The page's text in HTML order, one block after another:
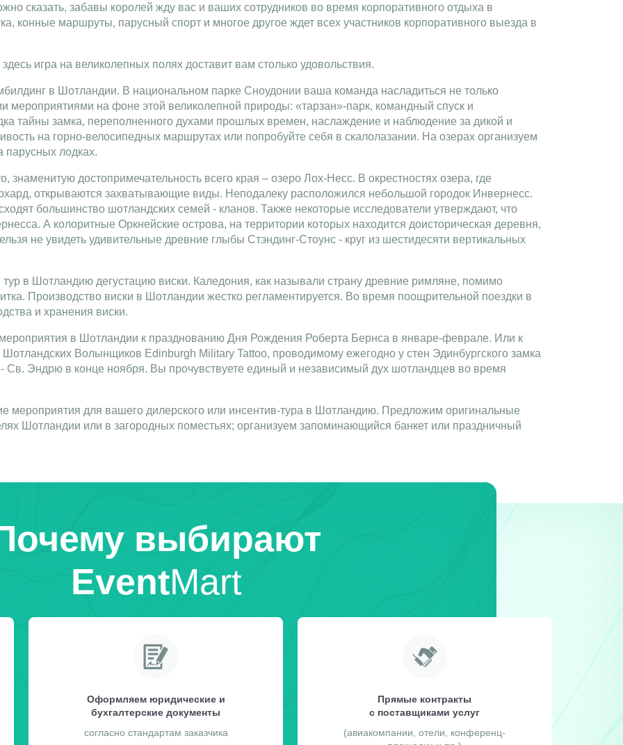
сказать, забавы королей жду вас и ваших сотрудников во время корпоративного отдыха в
конные маршруты, парусный спорт и многое другое ждет всех участников корпоративного выезда в
игра на великолепных полях доставит вам столько удовольствия.
в Шотландии. В национальном парке Сноудонии ваша команда насладиться не только
мероприятиями на фоне этой великолепной природы: «тарзан»-парк, командный спуск и
тайны замка, переполненного духами прошлых времен, наслаждение и наблюдение за дикой и
на горно-велосипедных маршрутах или попробуйте себя в скалолазании. На озерах организуем
парусных лодках.
знаменитую достопримечательность всего края – озеро Лох-Несс. В окрестностях озера, где
открываются захватывающие виды. Неподалеку расположился небольшой городок Инвернесс.
большинство шотландских семей - кланов. Также некоторые исследователи утверждают, что
А колоритные Оркнейские острова, на территории которых находится доисторическая деревня,
не увидеть удивительные древние глыбы Стэндинг-Стоунс - круг из шестидесяти вертикальных
в Шотландию дегустацию виски. Каледония, как называли страну древние римляне, помимо
Производство виски в Шотландии жестко регламентируется. Во время поощрительной поездки в
и хранения виски.
в Шотландии к празднованию Дня Рождения Роберта Бернса в январе-феврале. Или к
Волынщиков Edinburgh Military Tattoo, проводимому ежегодно у стен Эдинбургского замка
Св. Эндрю в конце ноября. Вы прочувствуете единый и независимый дух шотландцев во время
мероприятия для вашего дилерского или инсентив-тура в Шотландию. Предложим оригинальные
Шотландии или в загородных поместьях; организуем запоминающийся банкет или праздничный
выбирают
EventMart
Оформляем юридические и
бухгалтерские документы
согласно стандартам заказчика
Прямые контракты
с поставщиками услуг
(авиакомпании, отели, конференц-